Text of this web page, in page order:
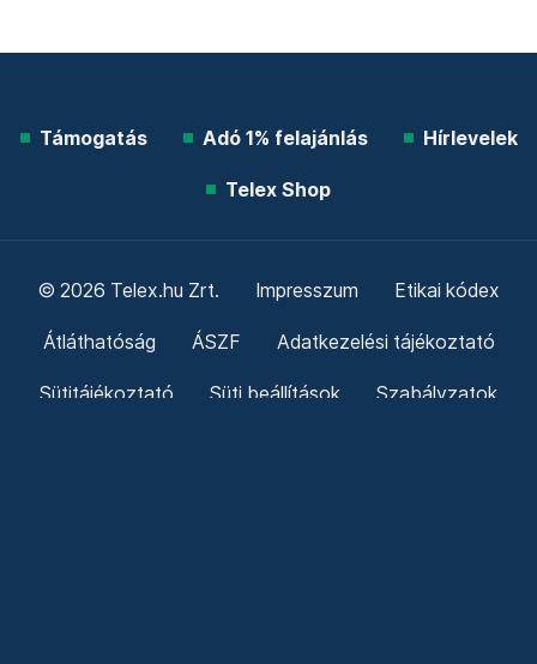
Támogatás Adó 1% felajánlás Hírlevelek
Telex Shop
© 2026 Telex.hu Zrt. Impresszum Etikai kódex
Átláthatóság ÁSZF Adatkezelési tájékoztató
Sütitájékoztató Süti beállítások Szabályzatok